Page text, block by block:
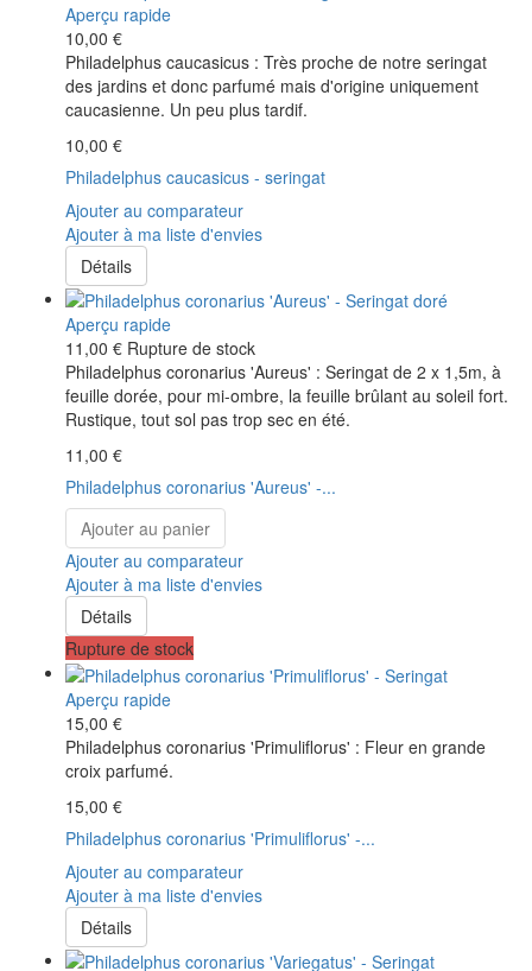
Aperçu rapide
10,00 €
Philadelphus caucasicus : Très proche de notre seringat
des jardins et donc parfumé mais d'origine uniquement
caucasienne. Un peu plus tardif.
10,00 €
Philadelphus caucasicus - seringat
Ajouter au comparateur
Ajouter à ma liste d'envies
Détails
Aperçu rapide
11,00 € Rupture de stock
Philadelphus coronarius 'Aureus' : Seringat de 2 x 1,5m, à
feuille dorée, pour mi-ombre, la feuille brûlant au soleil fort.
Rustique, tout sol pas trop sec en été.
11,00 €
Philadelphus coronarius 'Aureus' -...
Ajouter au panier
Ajouter au comparateur
Ajouter à ma liste d'envies
Détails
Rupture de stock
Aperçu rapide
15,00 €
Philadelphus coronarius 'Primuliflorus' : Fleur en grande
croix parfumé.
15,00 €
Philadelphus coronarius 'Primuliflorus' -...
Ajouter au comparateur
Ajouter à ma liste d'envies
Détails